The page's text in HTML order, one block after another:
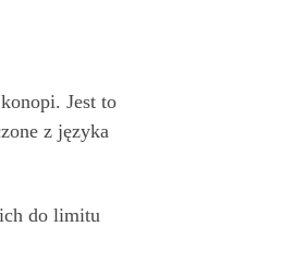
Jest to
z języka
do limitu